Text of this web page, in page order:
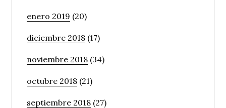
enero 2019 (20)
diciembre 2018 (17)
noviembre 2018 (34)
octubre 2018 (21)
septiembre 2018 (27)